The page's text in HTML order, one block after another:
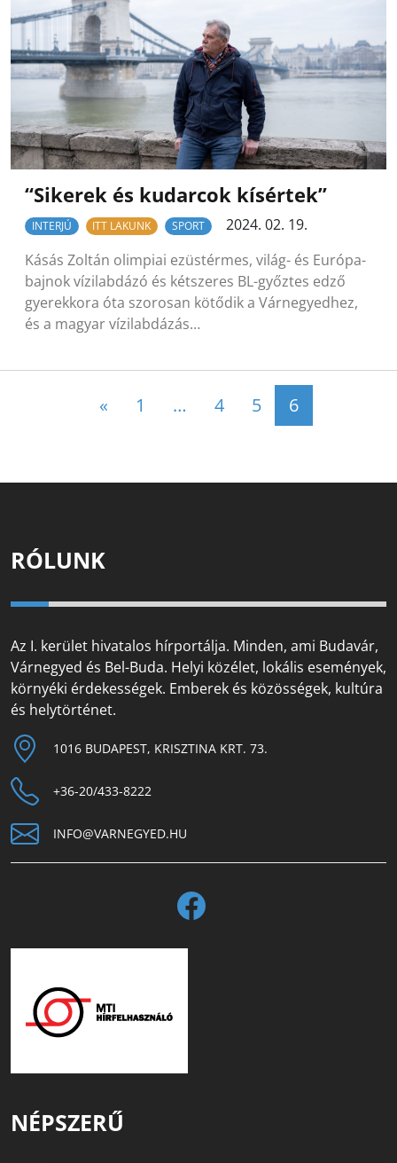
“Sikerek és kudarcok kísértek”
INTERJÚ ITT LAKUNK SPORT
2024. 02. 19.
Kásás Zoltán olimpiai ezüstérmes, világ- és Európa-
bajnok vízilabdázó és kétszeres BL-győztes edző
gyerekkora óta szorosan kötődik a Várnegyedhez,
és a magyar vízilabdázás…
Posts navigation
« 1 … 4 5 6
RÓLUNK
Az I. kerület hivatalos hírportálja. Minden, ami Budavár,
Várnegyed és Bel-Buda. Helyi közélet, lokális események,
környéki érdekességek. Emberek és közösségek, kultúra
és helytörténet.
1016 BUDAPEST, KRISZTINA KRT. 73.
+36-20/433-8222
INFO@VARNEGYED.HU
NÉPSZERŰ